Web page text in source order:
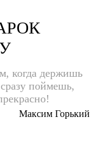
когда держишь
поймешь,
Максим Горький